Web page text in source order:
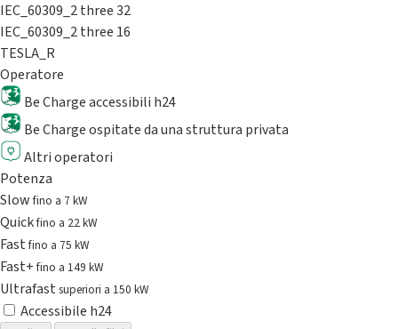
IEC_60309_2 three 32
IEC_60309_2 three 16
TESLA_R
Operatore
Be Charge accessibili h24
Be Charge ospitate da una struttura privata
Altri operatori
Potenza
Slowfino a 7 kW
Quickfino a 22 kW
Fastfino a 75 kW
Fast+fino a 149 kW
Ultrafast superiori a 150 kW
Accessibile h24